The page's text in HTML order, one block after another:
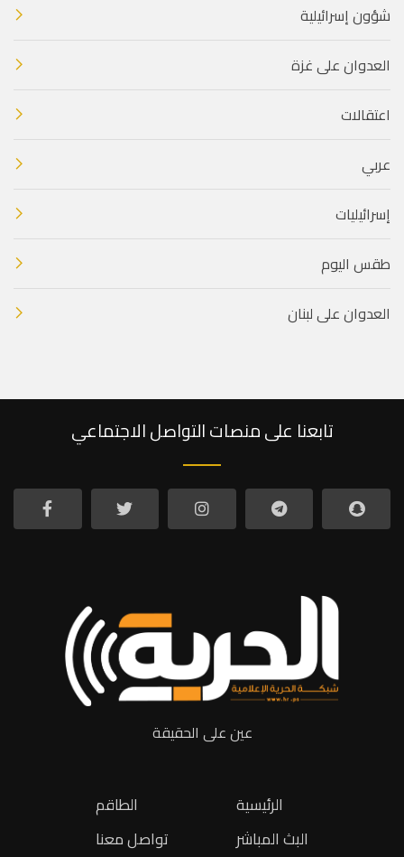
شؤون إسرائيلية
العدوان على غزة
اعتقالات
عربي
إسرائيليات
طقس اليوم
العدوان على لبنان
تابعنا على منصات التواصل الاجتماعي
عين على الحقيقة
الطاقم
تواصل معنا
الرئيسية
البث المباشر